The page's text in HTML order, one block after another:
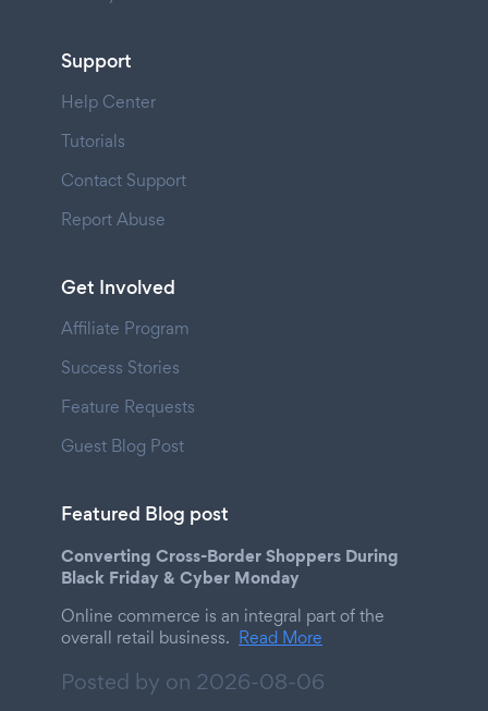
Support
Help Center
Tutorials
Contact Support
Report Abuse
Get Involved
Affiliate Program
Success Stories
Feature Requests
Guest Blog Post
Featured Blog post
Converting Cross-Border Shoppers During
Black Friday & Cyber Monday
Online commerce is an integral part of the
overall retail business. Read More
Posted by on 2026-08-06